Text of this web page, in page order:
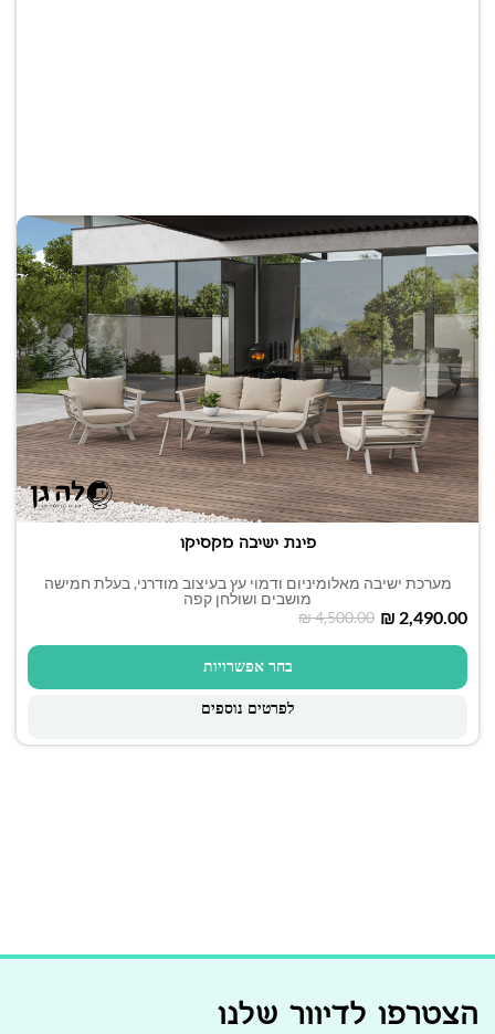
פינת ישיבה מקסיקו
מערכת ישיבה מאלומיניום ודמוי עץ בעיצוב מודרני, בעלת חמישה
מושבים ושולחן קפה
₪4,500.00 ₪ 2,490.00
בחר אפשרויות
לפרטים נוספים
הצטרפו לדיוור שלנו